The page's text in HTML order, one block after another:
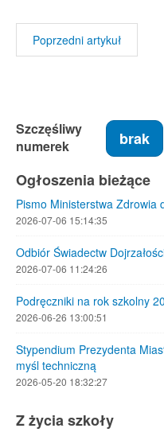
Poprzedni artykuł
Szczęśliwy
numerek
brak
Ogłoszenia bieżące
Pismo Ministerstwa Zdrowia
2026-07-06 15:14:35
Odbiór Świadectw
2026-07-06 11:24:26
Podręczniki na rok szkolny
2026-06-26 13:00:51
Stypendium Prezydenta
myśl techniczną
2026-05-20 18:32:27
Z życia szkoły